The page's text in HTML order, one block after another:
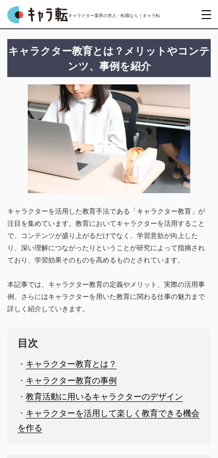
キャラクター業界の求人・転職なら｜キャラ転
キャラクター教育とは？メリットやコンテ
ンツ、事例を紹介
キャラクターを活用した教育手法である「キャラクター教育」が
注目を集めています。教育においてキャラクターを活用すること
で、コンテンツが盛り上がるだけでなく、学習意欲が向上した
り、深い理解につながったりということが研究によって指摘され
ており、学習効果そのものを高めるものとされています。
本記事では、キャラクター教育の定義やメリット、実際の活用事
例、さらにはキャラクターを用いた教育に関わる仕事の魅力まで
詳しく紹介していきます。
目次
・ キャラクター教育とは？
・ キャラクター教育の事例
・ 教育活動に用いるキャラクターのデザイン
・ キャラクターを活用して楽しく教育できる機会
を作る